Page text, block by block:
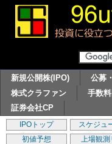
新規公開株(IPO) 公募
株式クラファン
手数
証券会社CP
IPOトップ スケジュ
初値予想
上場観